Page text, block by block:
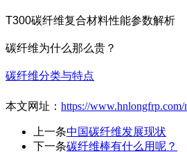
T300碳纤维复合材料性能参数解析
碳纤维为什么那么贵？
碳纤维分类与特点
本文网址： https://www.hnlongfrp.com/
上一条中国碳纤维发展现状
下一条碳纤维棒有什么用呢？